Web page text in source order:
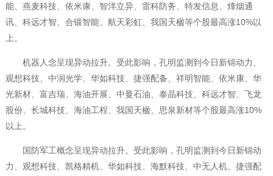
能、燕麦科技、依米康、智洋立异、雷科防务、特发信息、烽烟通
讯、科远才智、合锻智能、航天彩虹、我国天楹等个股最高涨10%以
上。
机器人念呈现异动拉升。受此影响，孔明监测到今日新锦动力、
观想科技、中润光学、华如科技、捷强配备、祥明智能、依米康、华
光新材、富吉瑞、海油开展、中曼石油、泰晶科技、科远才智、飞龙
股份、长城科技、海油工程、我国天楹、思泉新材等个股最高涨10%
以上。
国防军工概念呈现异动拉升。受此影响，孔明监测到今日新锦动
力、观想科技、凯格精机、华如科技、海默科技、中无人机、捷强配